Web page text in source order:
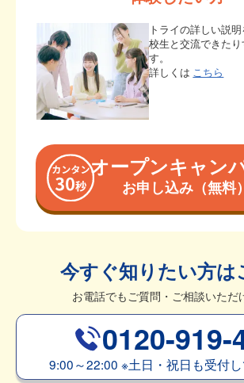
トライの詳しい説
校生と交流できた
す。
詳しくは こちら
オープンキャン
お申し込み（無料）
今すぐ知りたい方は
お電話でもご質問・ご相談いただ
0120-919-
9:00～22:00 ※土日・祝日も受付